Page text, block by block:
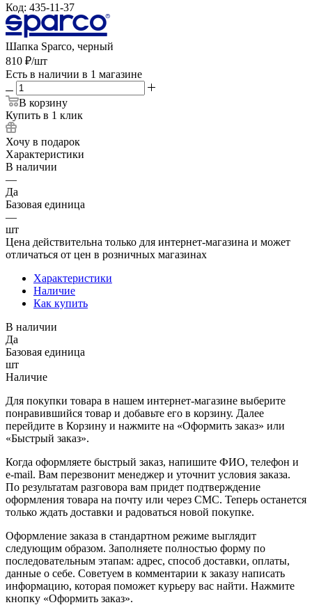
Код: 435-11-37
Шапка Sparco, черный
810 ₽/шт
Есть в наличии в 1 магазине
В корзину
Купить в 1 клик
Хочу в подарок
Характеристики
В наличии
—
Да
Базовая единица
—
шт
Цена действительна только для интернет-магазина и может
отличаться от цен в розничных магазинах
Характеристики
Наличие
Как купить
В наличии
Да
Базовая единица
шт
Наличие
Для покупки товара в нашем интернет-магазине выберите
понравившийся товар и добавьте его в корзину. Далее
перейдите в Корзину и нажмите на «Оформить заказ» или
«Быстрый заказ».
Когда оформляете быстрый заказ, напишите ФИО, телефон и
e-mail. Вам перезвонит менеджер и уточнит условия заказа.
По результатам разговора вам придет подтверждение
оформления товара на почту или через СМС. Теперь останется
только ждать доставки и радоваться новой покупке.
Оформление заказа в стандартном режиме выглядит
следующим образом. Заполняете полностью форму по
последовательным этапам: адрес, способ доставки, оплаты,
данные о себе. Советуем в комментарии к заказу написать
информацию, которая поможет курьеру вас найти. Нажмите
кнопку «Оформить заказ».